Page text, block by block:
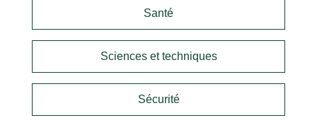
Santé
Sciences et techniques
Sécurité